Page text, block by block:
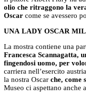
olio che ritraggono la
Oscar come se avessero
UNA LADY OSCAR
Francesca Scannagatta,
fingendosi uomo, per
carriera nell’esercito
la nostra Oscar che, come
Museo ci aspettano anche